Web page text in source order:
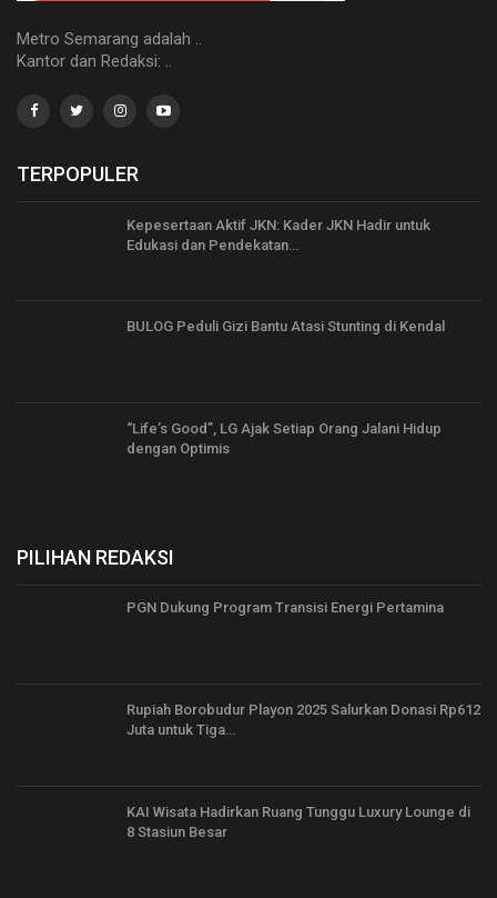
Metro Semarang adalah ..
Kantor dan Redaksi: ..
TERPOPULER
Kepesertaan Aktif JKN: Kader JKN Hadir untuk
Edukasi dan Pendekatan…
BULOG Peduli Gizi Bantu Atasi Stunting di Kendal
“Life’s Good”, LG Ajak Setiap Orang Jalani Hidup
dengan Optimis
PILIHAN REDAKSI
PGN Dukung Program Transisi Energi Pertamina
Rupiah Borobudur Playon 2025 Salurkan Donasi Rp612
Juta untuk Tiga…
KAI Wisata Hadirkan Ruang Tunggu Luxury Lounge di
8 Stasiun Besar